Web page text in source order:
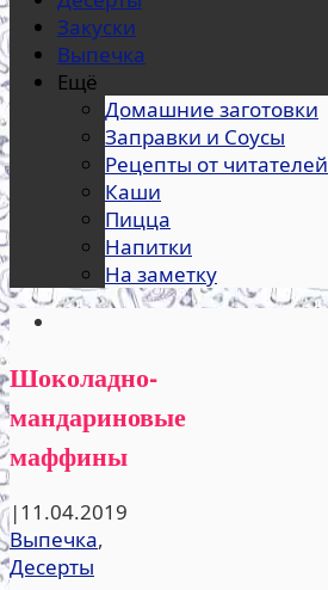
Закуски
Выпечка
Ещё
Домашние заготовки
Заправки и Соусы
Рецепты от читателей
Каши
Пицца
Напитки
На заметку
Шоколадно-
мандариновые
маффины
|11.04.2019
Выпечка,
Десерты